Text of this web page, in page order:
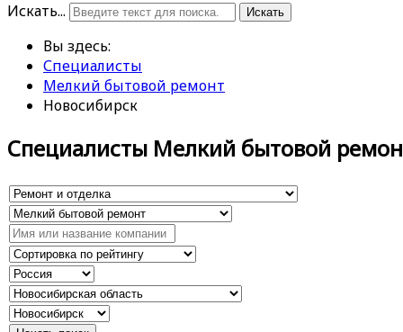
Искать...
Искать
Вы здесь:
Специалисты
Мелкий бытовой ремонт
Новосибирск
Специалисты Мелкий бытовой